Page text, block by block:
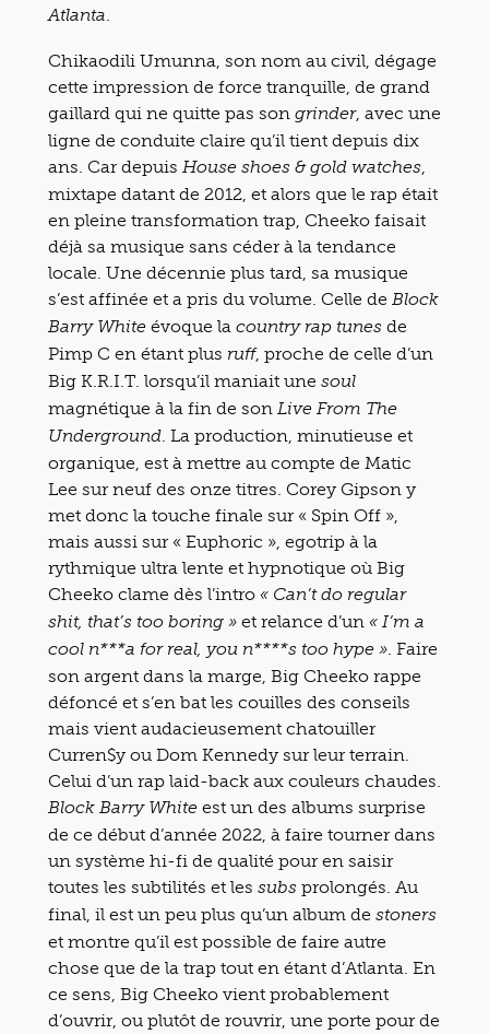
Atlanta
Chikaodili Umunna, son nom au civil, dégage
cette impression de force tranquille, de grand
gaillard qui ne quitte pas son grinder, avec une
ligne de conduite claire qu’il tient depuis dix
ans. Car depuis House shoes & gold watches
mixtape datant de 2012, et alors que le rap était
en pleine transformation trap, Cheeko faisait
déjà sa musique sans céder à la tendance
locale. Une décennie plus tard, sa musique
s’est affinée et a pris du volume. Celle de Block
Barry White évoque la country rap tunes de
Pimp C en étant plus ruff, proche de celle d’un
Big K.R.I.T. lorsqu’il maniait une soul
magnétique à la fin de son Live From The
Underground . La production, minutieuse et
organique, est à mettre au compte de Matic
Lee sur neuf des onze titres. Corey Gipson y
met donc la touche finale sur « Spin Off »,
mais aussi sur « Euphoric », egotrip à la
rythmique ultra lente et hypnotique où Big
Cheeko clame dès l’intro « Can’t do regular
shit, that’s too boring » et relance d’un « I’m a
cool n***a for real, you n****s too hype » . Faire
son argent dans la marge, Big Cheeko rappe
défoncé et s’en bat les couilles des conseils
mais vient audacieusement chatouiller
Curren$y ou Dom Kennedy sur leur terrain.
Celui d’un rap laid-back aux couleurs chaudes.
Block Barry White est un des albums surprise
de ce début d’année 2022, à faire tourner dans
un système hi-fi de qualité pour en saisir
toutes les subtilités et les subs prolongés. Au
final, il est un peu plus qu’un album de stoners
et montre qu’il est possible de faire autre
chose que de la trap tout en étant d’Atlanta. En
ce sens, Big Cheeko vient probablement
d’ouvrir, ou plutôt de rouvrir, une porte pour de